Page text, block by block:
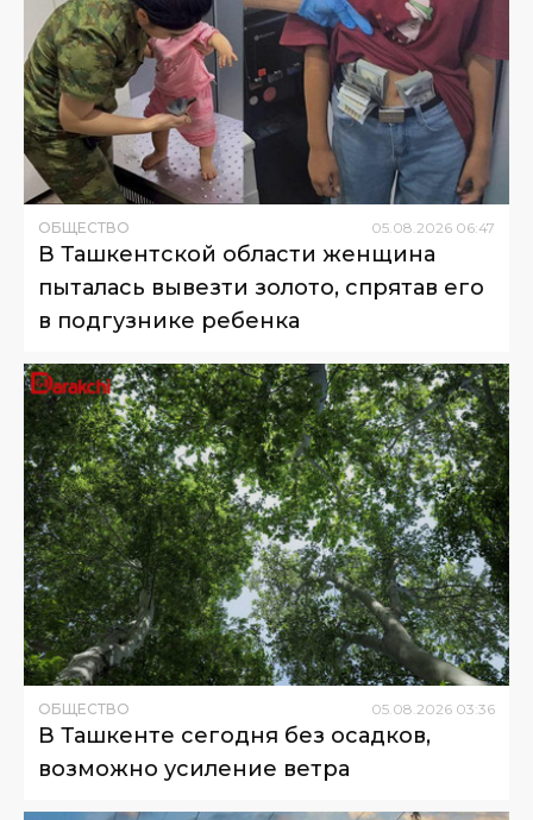
ОБЩЕСТВО 05.08.2026 06:47
В Ташкентской области женщина
пыталась вывезти золото, спрятав его
в подгузнике ребенка
ОБЩЕСТВО 05.08.2026 03:36
В Ташкенте сегодня без осадков,
возможно усиление ветра